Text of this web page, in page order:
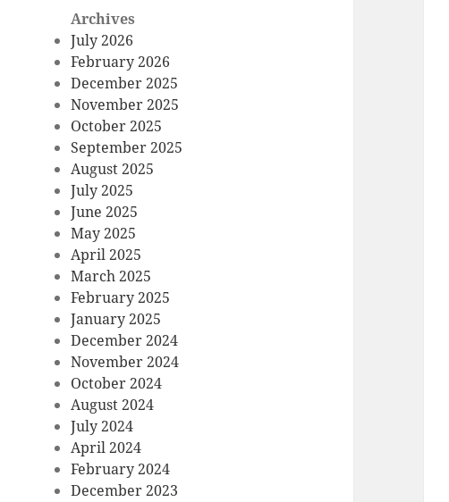
Archives
July 2026
February 2026
December 2025
November 2025
October 2025
September 2025
August 2025
July 2025
June 2025
May 2025
April 2025
March 2025
February 2025
January 2025
December 2024
November 2024
October 2024
August 2024
July 2024
April 2024
February 2024
December 2023